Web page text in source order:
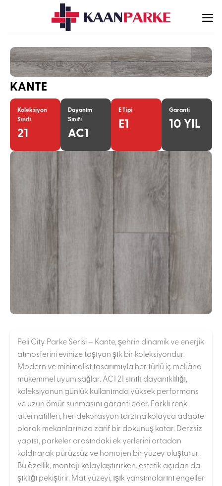
KANTE
Koleksiyon
Sınıfı
21
Dayanım
Sınıfı
AC1
E Tipi
E1
Garanti
10 YIL
Peli City Parke Serisi – Kante, şehrin dinamik ve enerjik
atmosferini evinize taşıyan şık bir koleksiyondur.
Modern ve minimalist tasarımıyla her türlü iç mekâna
mükemmel uyum sağlar. AC1 21 sınıfı dayanıklılığı,
koleksiyonun günlük kullanımda yüksek performans
ve uzun ömür sunmasını garanti eder. Farklı renk
alternatifleri, her dekorasyon tarzına kolayca adapte
olarak mekanlarınıza zarif bir dokunuş katar. Derzsiz
yapısı, parkeler arasındaki ek yerlerini ortadan
kaldırarak pürüzsüz ve homojen bir yüzey oluşturur.
Bu özellik, montajı kolaylaştırırken, estetik açıdan da
şıklığı pekiştirir. Mat yüzeyi, ışık yansımalarını engeller